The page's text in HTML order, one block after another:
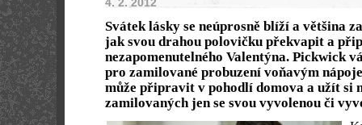
Svátek lásky se neúprosně blíží a většina
jak svou drahou polovičku překvapit a
nezapomenutelného Valentýna. Pickwick
pro zamilované probuzení voňavým
může připravit v pohodlí domova a užít si
zamilovaných jen se svou vyvolenou či